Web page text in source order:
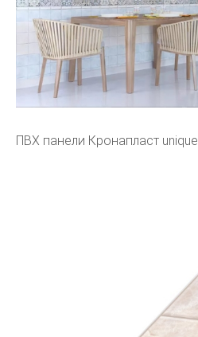
ПВХ панели Кронапласт unique